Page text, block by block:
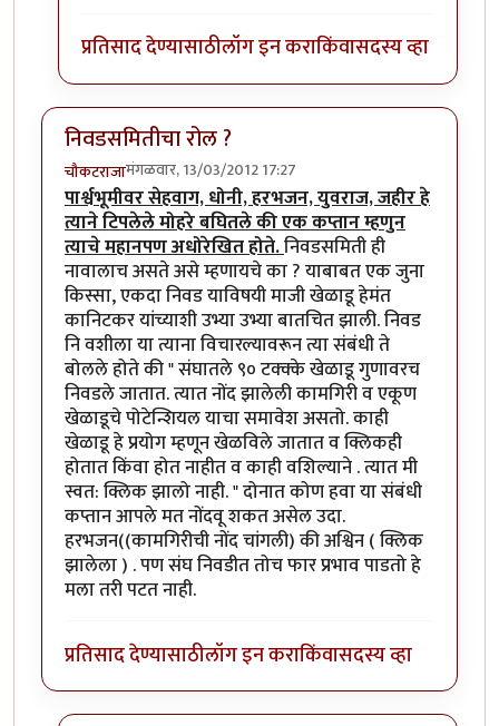
प्रतिसाद देण्यासाठीलॉग इन कराकिंवासदस्य व्हा
निवडसमितीचा रोल ?
चौकटराजामंगळवार, 13/03/2012 17:27
पार्श्वभूमीवर सेहवाग, धोनी, हरभजन, युवराज, जहीर हे
त्याने टिपलेले मोहरे बघितले की एक कप्तान म्हणुन
त्याचे महानपण अधोरेखित होते.निवडसमिती ही
नावालाच असते असे म्हणायचे का ? याबाबत एक जुना
किस्सा, एकदा निवड याविषयी माजी खेळाडू हेमंत
कानिटकर यांच्याशी उभ्या उभ्या बातचित झाली. निवड
नि वशीला या त्याना विचारल्यावरून त्या संबंधी ते
बोलले होते की " संघातले ९० टक्क्के खेळाडू गुणावरच
निवडले जातात. त्यात नोंद झालेली कामगिरी व एकूण
खेळाडूचे पोटेन्शियल याचा समावेश असतो. काही
खेळाडू हे प्रयोग म्हणून खेळविले जातात व क्लिकही
होतात किंवा होत नाहीत व काही वशिल्याने . त्यात मी
स्वत: क्लिक झालो नाही. " दोनात कोण हवा या संबंधी
कप्तान आपले मत नोंदवू शकत असेल उदा.
हरभजन((कामगिरीची नोंद चांगली) की अश्विन ( क्लिक
झालेला ) . पण संघ निवडीत तोच फार प्रभाव पाडतो हे
मला तरी पटत नाही.
प्रतिसाद देण्यासाठीलॉग इन कराकिंवासदस्य व्हा